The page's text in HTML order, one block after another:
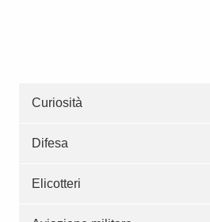
Curiosità
Difesa
Elicotteri